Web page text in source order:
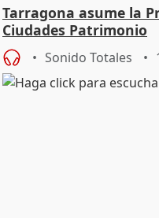
Tarragona asume la
Ciudades Patrimonio
Sonido Totales